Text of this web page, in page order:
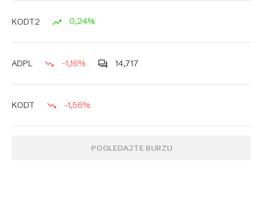
KODT2 0,24%
ADPL -1,16% 14,717
KODT -1,56%
POGLEDAJTE BURZU